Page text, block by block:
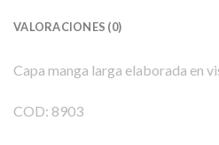
VALORACIONES (0)
Capa manga larga elaborada en
COD: 8903